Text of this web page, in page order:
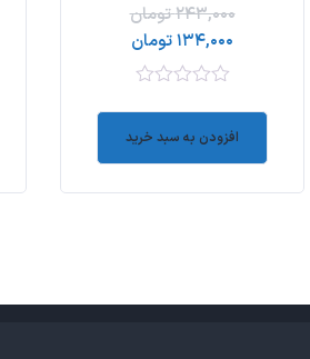
۲۴۳,۰۰۰تومان
۱۳۴,۰۰۰تومان
of
افزودن به سبد خرید